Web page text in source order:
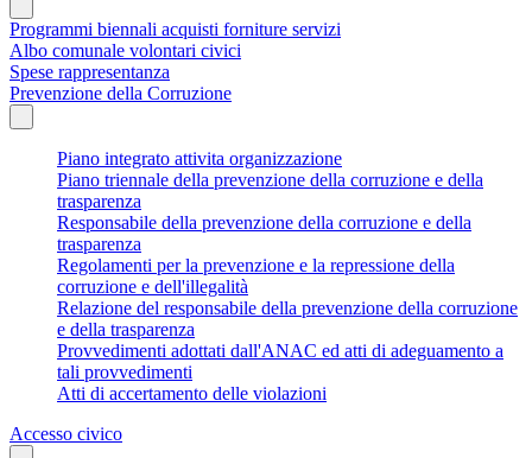
Programmi biennali acquisti forniture servizi
Albo comunale volontari civici
Spese rappresentanza
Prevenzione della Corruzione
Piano integrato attivita organizzazione
Piano triennale della prevenzione della corruzione e della
trasparenza
Responsabile della prevenzione della corruzione e della
trasparenza
Regolamenti per la prevenzione e la repressione della
corruzione e dell'illegalità
Relazione del responsabile della prevenzione della corruzione
e della trasparenza
Provvedimenti adottati dall'ANAC ed atti di adeguamento a
tali provvedimenti
Atti di accertamento delle violazioni
Accesso civico